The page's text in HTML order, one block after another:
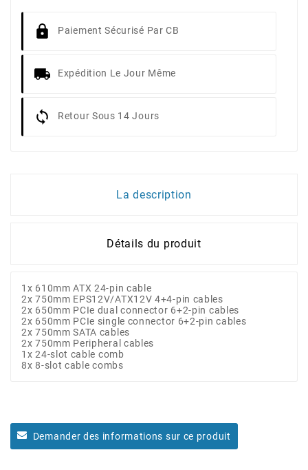
Paiement Sécurisé Par CB
Expédition Le Jour Même
Retour Sous 14 Jours
La description
Détails du produit
1x 610mm ATX 24-pin cable
2x 750mm EPS12V/ATX12V 4+4-pin cables
2x 650mm PCIe dual connector 6+2-pin cables
2x 650mm PCIe single connector 6+2-pin cables
2x 750mm SATA cables
2x 750mm Peripheral cables
1x 24-slot cable comb
8x 8-slot cable combs
Demander des informations sur ce produit